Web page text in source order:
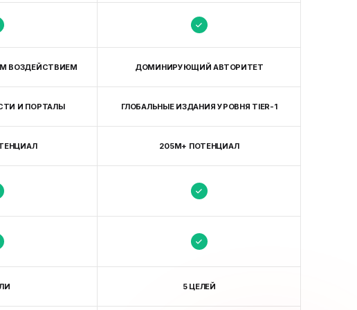
ВОЗДЕЙСТВИЕМ ДОМИНИРУЮЩИЙ АВТОРИТЕТ
И ПОРТАЛЫ ГЛОБАЛЬНЫЕ ИЗДАНИЯ УРОВНЯ TIER-1
205M+ ПОТЕНЦИАЛ
5 ЦЕЛЕЙ